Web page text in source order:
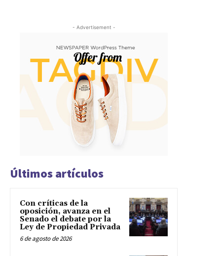
- Advertisement -
Últimos artículos
Con críticas de la
oposición, avanza en el
Senado el debate por la
Ley de Propiedad Privada
6 de agosto de 2026